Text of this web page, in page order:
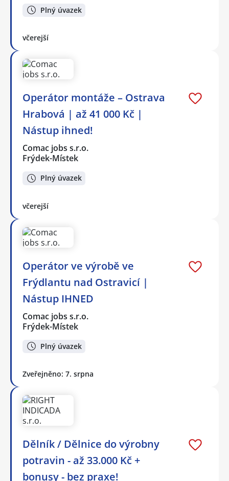
Plný úvazek
včerejší
Operátor montáže – Ostrava
Hrabová | až 41 000 Kč |
Nástup ihned!
Comac jobs s.r.o.
Frýdek-Místek
Plný úvazek
včerejší
Operátor ve výrobě ve
Frýdlantu nad Ostravicí |
Nástup IHNED
Comac jobs s.r.o.
Frýdek-Místek
Plný úvazek
Zveřejněno: 7. srpna
Dělník / Dělnice do výrobny
potravin - až 33.000 Kč +
bonusy - bez praxe!